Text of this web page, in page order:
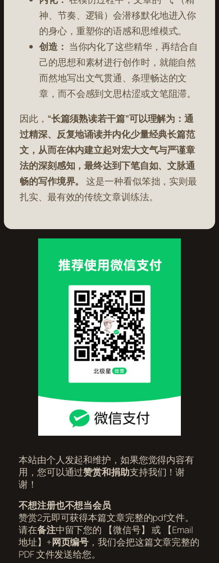
神、节奏、逻辑）会潜移默化地进入你
的身心，重塑你的语感和思维模式。
创造： 当你内化了这些精华，再结合自
己的思想和素材进行创作时，就能自然
而然地写出文气贯通、条理畅达的文
章，而不会感到文思枯涩或文笔阻滞。
因此， “长篇须熟读若干篇”可以理解为：通
过精深、反复地诵读并内化少量经典长篇范
文，从而在体内建立起对宏大文气与严谨章
法的深刻感知，最终达到下笔自如、文脉通
畅的写作境界。
这是一种看似笨拙，实则最
扎实、最有效的传统文章训练法。
本站由个人发起和维护，如果您觉得内容有
用，您可以通过赞赏和捐助支持我们！谢
谢！
不想注册也不想当会员
赞赏2元即可获得本篇文章完整的pdf文件。
请在备注中留下您的 【微信号】 或 【Email
地址】+网页编号 ，我们会把这篇文章完整的
PDF 文件发送给您。